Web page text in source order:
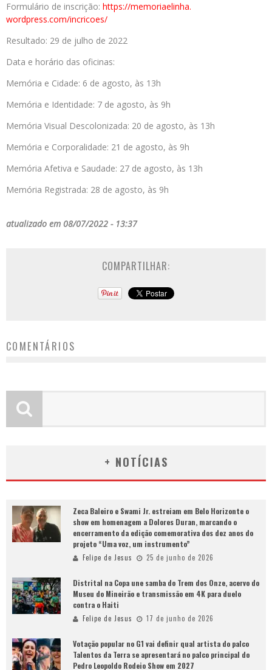
Formulário de inscrição: https://memoriaelinha.
wordpress.com/incricoes/
Resultado: 29 de julho de 2022
Data e horário das oficinas:
Memória e Cidade: 6 de agosto, às 13h
Memória e Identidade: 7 de agosto, às 9h
Memória Visual Descolonizada: 20 de agosto, às 13h
Memória e Corporalidade: 21 de agosto, às 9h
Memória Afetiva e Saudade: 27 de agosto, às 13h
Memória Registrada: 28 de agosto, às 9h
atualizado em 08/07/2022 - 13:37
COMPARTILHAR:
COMENTÁRIOS
+ NOTÍCIAS
Zeca Baleiro e Swami Jr. estreiam em Belo Horizonte o
show em homenagem a Dolores Duran, marcando o
encerramento da edição comemorativa dos dez anos do
projeto “Uma voz, um instrumento”
Felipe de Jesus 25 de junho de 2026
Distrital na Copa une samba do Trem dos Onze, acervo do
Museu do Mineirão e transmissão em 4K para duelo
contra o Haiti
Felipe de Jesus 17 de junho de 2026
Votação popular no G1 vai definir qual artista do palco
Talentos da Terra se apresentará no palco principal do
Pedro Leopoldo Rodeio Show em 2027